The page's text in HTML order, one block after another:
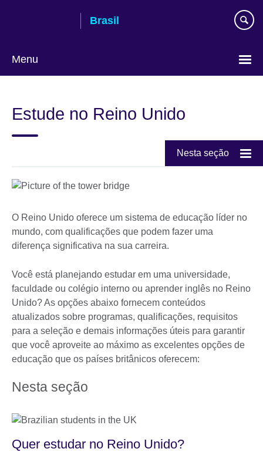
Brasil
Menu
language
Estude no Reino Unido
Nesta seção
O Reino Unido oferece um sistema de educação líder no
mundo, com qualificações que podem fazer uma
diferença significativa na sua carreira.
Você está planejando estudar em uma universidade,
faculdade ou colégio interno ou aprender inglês no Reino
Unido? As opções abaixo fornecem conteúdos
atualizados sobre programas, qualificações, requisitos
para a seleção e demais informações úteis para garantir
que você aproveite ao máximo as excelentes opções de
educação que os países britânicos oferecem:
Nesta seção
Quer estudar no Reino Unido?